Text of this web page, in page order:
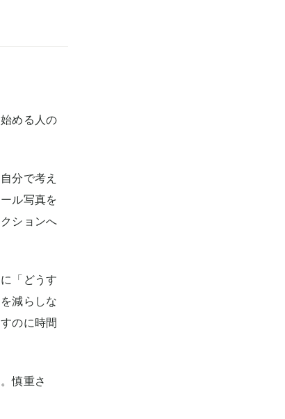
める人の
分で考え
ル写真を
ションへ
「どうす
減らしな
のに時間
慎重さ